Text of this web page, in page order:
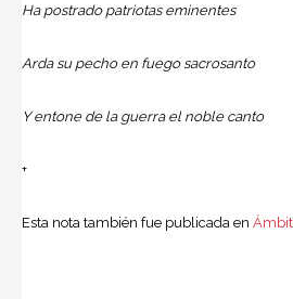
Ha postrado patriotas eminentes
Arda su pecho en fuego sacrosanto
Y entone de la guerra el noble canto
+
Esta nota también fue publicada en